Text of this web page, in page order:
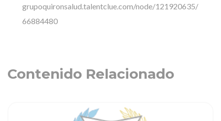
grupoquironsalud.talentclue.com/node/121920635/
66884480
Contenido Relacionado